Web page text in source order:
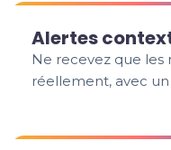
Alertes
Ne recevez que
réellement, avec